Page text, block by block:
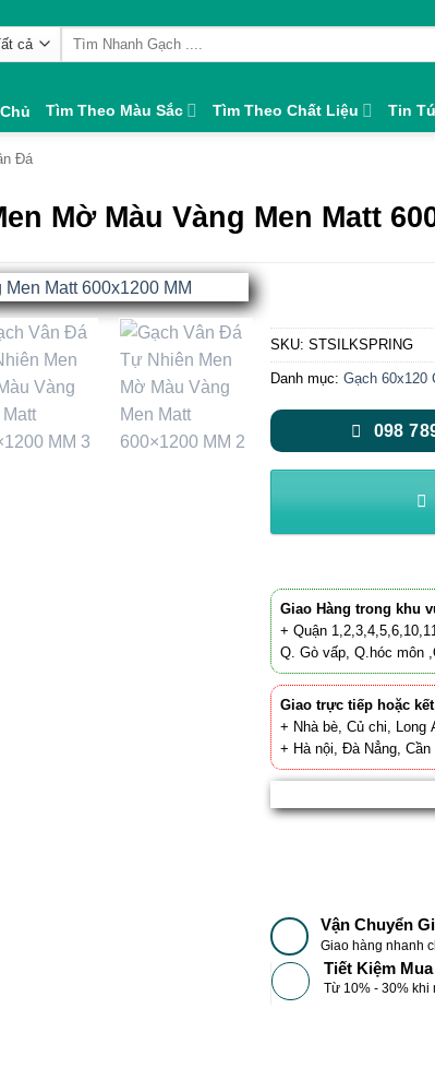
Tìm
Tìm Theo Màu Sắc Tìm Theo Chất Liệu Tin
Đá
Mờ Màu Vàng Men Matt
SKU: STSILKSPRING
Danh mục: Gạch 60x120
098
Giao Hàng trong khu
+ Quận
Q. Gò vấp, Q.hóc môn
Giao trực tiếp hoặc
+ Nhà bè, Củ chi, Long
+ Hà nội, Đà Nẳng,
Vận Chuyển
Giao hàng nhanh
Tiết Kiệm
Từ 10% - 30% khi